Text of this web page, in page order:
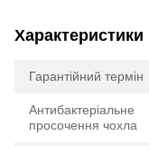
Характеристики
Гарантійний термін
Антибактеріальне
просочення чохла